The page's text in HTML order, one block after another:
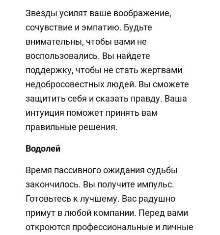
Звезды усилят ваше воображение,
сочувствие и эмпатию. Будьте
внимательны, чтобы вами не
воспользовались. Вы найдете
поддержку, чтобы не стать жертвами
недобросовестных людей. Вы сможете
защитить себя и сказать правду. Ваша
интуиция поможет принять вам
правильные решения.
Водолей
Время пассивного ожидания судьбы
закончилось. Вы получите импульс.
Готовьтесь к лучшему. Вас радушно
примут в любой компании. Перед вами
откроются профессиональные и личные